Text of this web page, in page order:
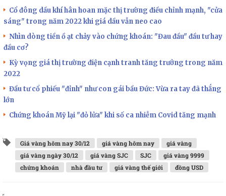
Cổ đông dầu khí hân hoan mặc thị trường điều chỉnh mạnh, "cửa
sáng" trong năm 2022 khi giá dầu vẫn neo cao
Nhìn dòng tiền ồ ạt chảy vào chứng khoán: "Đau đầu" đầu tư hay
đầu cơ?
Kỳ vọng giá thị trường điện cạnh tranh tăng trưởng trong năm
2022
Đầu tư cổ phiếu "đỉnh" như con gái bầu Đức: Vừa ra tay đã thắng
lớn
Chứng khoán Mỹ lại "đỏ lửa" khi số ca nhiễm Covid tăng mạnh
Giá vàng hôm nay 30/12 giá vàng hôm nay
giá vàng
giá vàng ngày 30/12
giá vàng SJC SJC
giá vàng 9999
chứng khoán
nhà đầu tư giá vàng thế giới đồng USD